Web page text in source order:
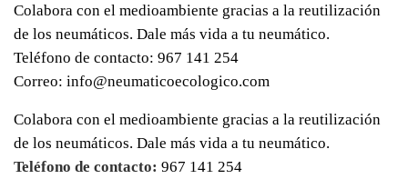
Colabora con el medioambiente gracias a la reutilización
de los neumáticos. Dale más vida a tu neumático.
Teléfono de contacto: 967 141 254
Correo: info@neumaticoecologico.com
Colabora con el medioambiente gracias a la reutilización
de los neumáticos. Dale más vida a tu neumático.
Teléfono de contacto: 967 141 254